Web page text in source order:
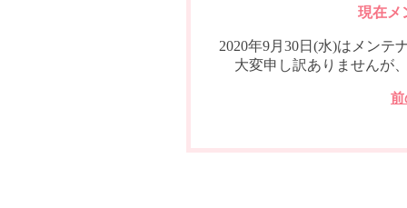
現在メ
2020年9月30日(水)はメンテ
大変申し訳ありませんが
前